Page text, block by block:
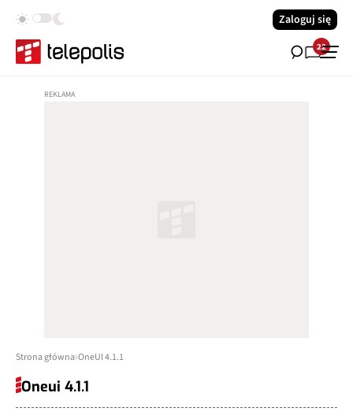
Zaloguj się
22
Strona główna OneUI 4.1.1
Oneui 4.1.1